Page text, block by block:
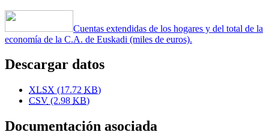
Cuentas extendidas de los hogares y del total de la
economía de la C.A. de Euskadi (miles de euros).
Descargar datos
XLSX (17.72 KB)
CSV (2.98 KB)
Documentación asociada